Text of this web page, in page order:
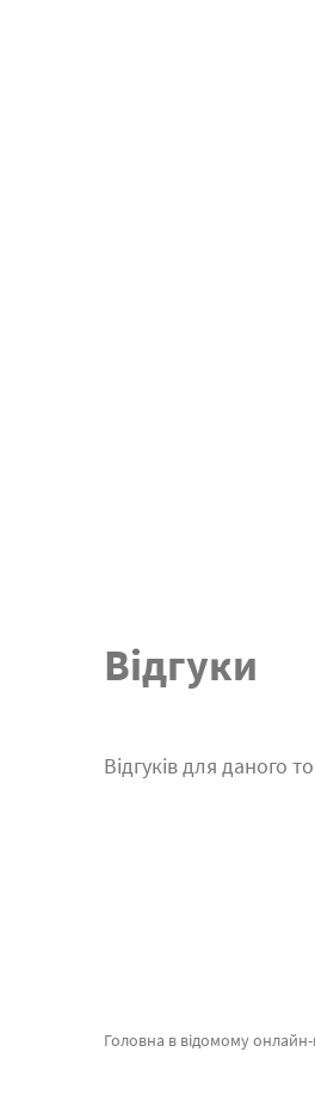
Відгуки
Відгуків для даного
Головна в відомому онлайн-магазині виробника картин за номерами